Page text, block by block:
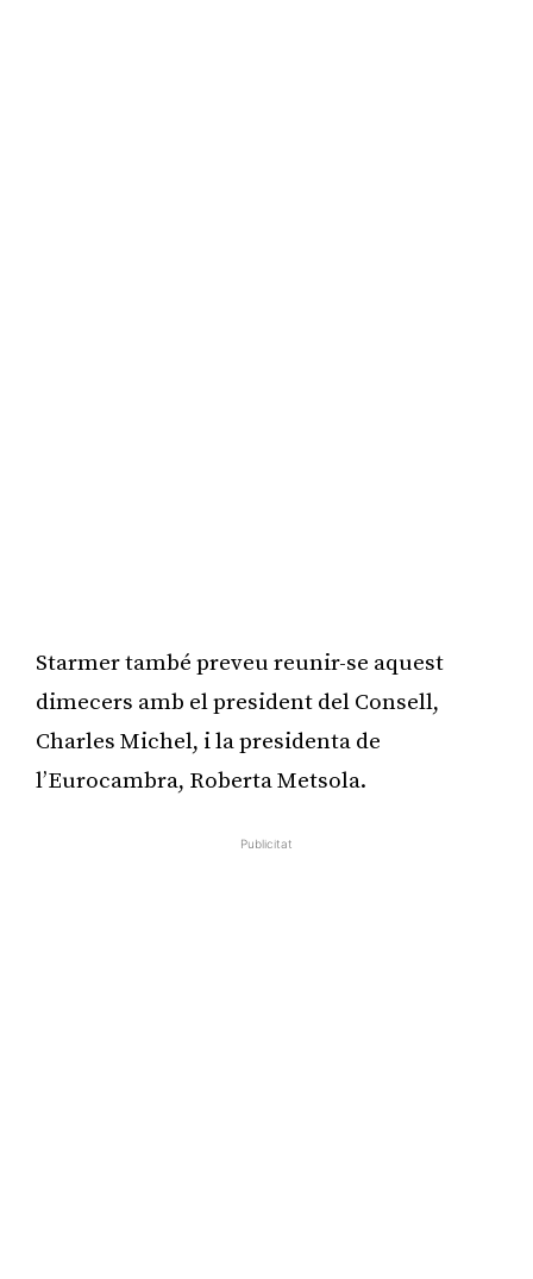
Starmer també preveu reunir-se aquest
dimecers amb el president del Consell,
Charles Michel, i la presidenta de
l’Eurocambra, Roberta Metsola.
Publicitat